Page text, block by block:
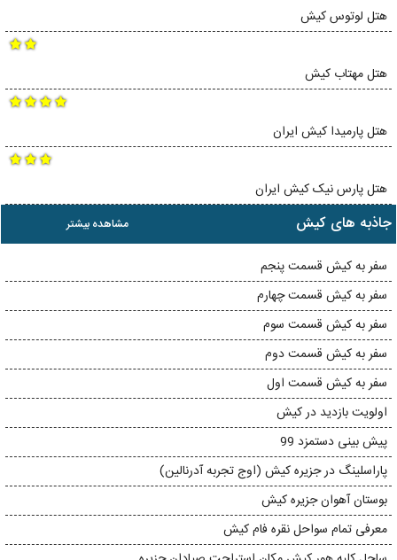
هتل لوتوس کیش
هتل مهتاب کیش
هتل پارمیدا کیش ایران
هتل پارس نیک کیش ایران
مشاهده بیشتر جاذبه های کیش
سفر به کیش قسمت پنجم
سفر به کیش قسمت چهارم
سفر به کیش قسمت سوم
سفر به کیش قسمت دوم
سفر به کیش قسمت اول
اولویت بازدید در کیش
پیش بینی دستمزد 99
پاراسلینگ در جزیره کیش (اوج تجربه آدرنالین)
بوستان آهوان جزیره کیش
معرفی تمام سواحل نقره فام کیش